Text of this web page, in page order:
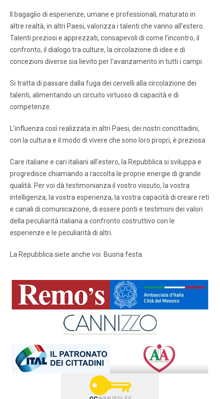
Il bagaglio di esperienze, umane e professionali, maturato in
altre realtà, in altri Paesi, valorizza i talenti che vanno all’estero.
Talenti preziosi e apprezzati, consapevoli di come l’incontro, il
confronto, il dialogo tra culture, la circolazione di idee e di
concezioni diverse sia lievito per l’avanzamento in tutti i campi.
Si tratta di passare dalla fuga dei cervelli alla circolazione dei
talenti, alimentando un circuito virtuoso di capacità e di
competenze.
L’influenza così realizzata in altri Paesi, dei nostri concittadini,
con la cultura e il modo di vivere che sono loro propri, è preziosa.
Care italiane e cari italiani all’estero, la Repubblica si sviluppa e
progredisce chiamando a raccolta le proprie energie di grande
qualità. Per voi dà testimonianza il vostro vissuto, la vostra
intelligenza, la vostra esperienza, la vostra capacità di creare reti
e canali di comunicazione, di essere ponti e testimoni dei valori
della peculiarità italiana a confronto costruttivo con le
esperienze e le peculiarità di altri.
La Repubblica siete anche voi. Buona festa.